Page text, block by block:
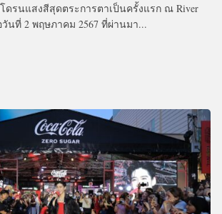
ดรนแสงสีสุดตระการตาเป็นครั้งแรก ณ River
วันที่ 2 พฤษภาคม 2567 ที่ผ่านมา...